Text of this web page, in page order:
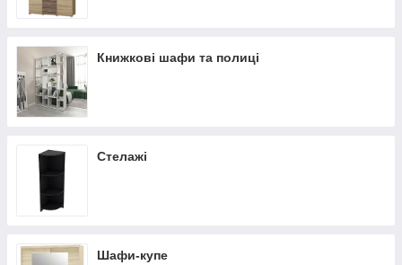
Книжкові шафи та полиці
Стелажі
Шафи-купе